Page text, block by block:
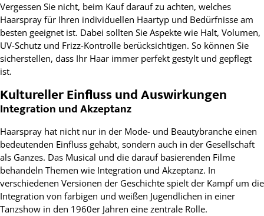
Vergessen Sie nicht, beim Kauf darauf zu achten, welches
Haarspray für Ihren individuellen Haartyp und Bedürfnisse am
besten geeignet ist. Dabei sollten Sie Aspekte wie Halt, Volumen,
UV-Schutz und Frizz-Kontrolle berücksichtigen. So können Sie
sicherstellen, dass Ihr Haar immer perfekt gestylt und gepflegt
ist.
Kultureller Einfluss und Auswirkungen
Integration und Akzeptanz
Haarspray hat nicht nur in der Mode- und Beautybranche einen
bedeutenden Einfluss gehabt, sondern auch in der Gesellschaft
als Ganzes. Das Musical und die darauf basierenden Filme
behandeln Themen wie Integration und Akzeptanz. In
verschiedenen Versionen der Geschichte spielt der Kampf um die
Integration von farbigen und weißen Jugendlichen in einer
Tanzshow in den 1960er Jahren eine zentrale Rolle.